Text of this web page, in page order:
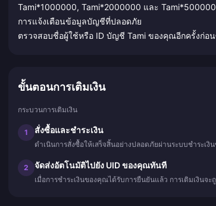
Tami*1000000, Tami*2000000 และ
การแจ้งเตือนข้อมูลบัญชีที่ปลอดภัย
ตรวจสอบชื่อผู้ใช้หรือ ID บัญชี Tami ของคุณอีกครั้งก่อ
ขั้นตอนการเติมเงิน
กระบวนการเติมเงิน
1 สั่งซื้อและชำระเงิน
ดำเนินการสั่งซื้อให้เสร็จสิ้นอย่างปลอดภัยผ่านระบบชำระเงิน
2 จัดส่งอัตโนมัติไปยัง UID ของคุณทันที
เมื่อการชำระเงินของคุณได้รับการยืนยันแล้ว การเติมเงิน